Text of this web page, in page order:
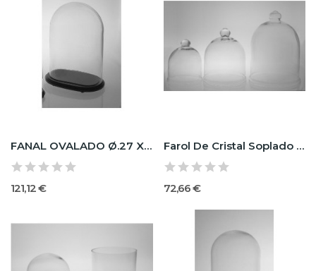
FANAL OVALADO Ø.27 X Ø.15 X H.37
121,12 €
Farol De Cristal Soplado En 3 Tamaños
72,66 €